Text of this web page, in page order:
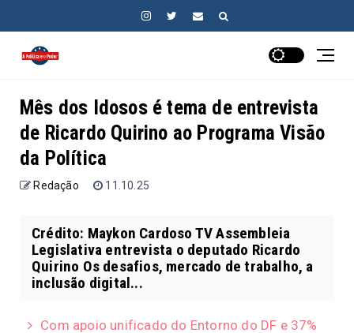
Mês dos Idosos é tema de entrevista
de Ricardo Quirino ao Programa Visão
da Política
Redação 11.10.25
Crédito: Maykon Cardoso TV Assembleia
Legislativa entrevista o deputado Ricardo
Quirino Os desafios, mercado de trabalho, a
inclusão digital...
Com apoio unificado do Entorno do DF e 37%